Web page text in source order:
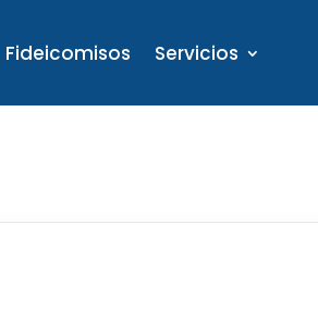
Fideicomisos Servicios